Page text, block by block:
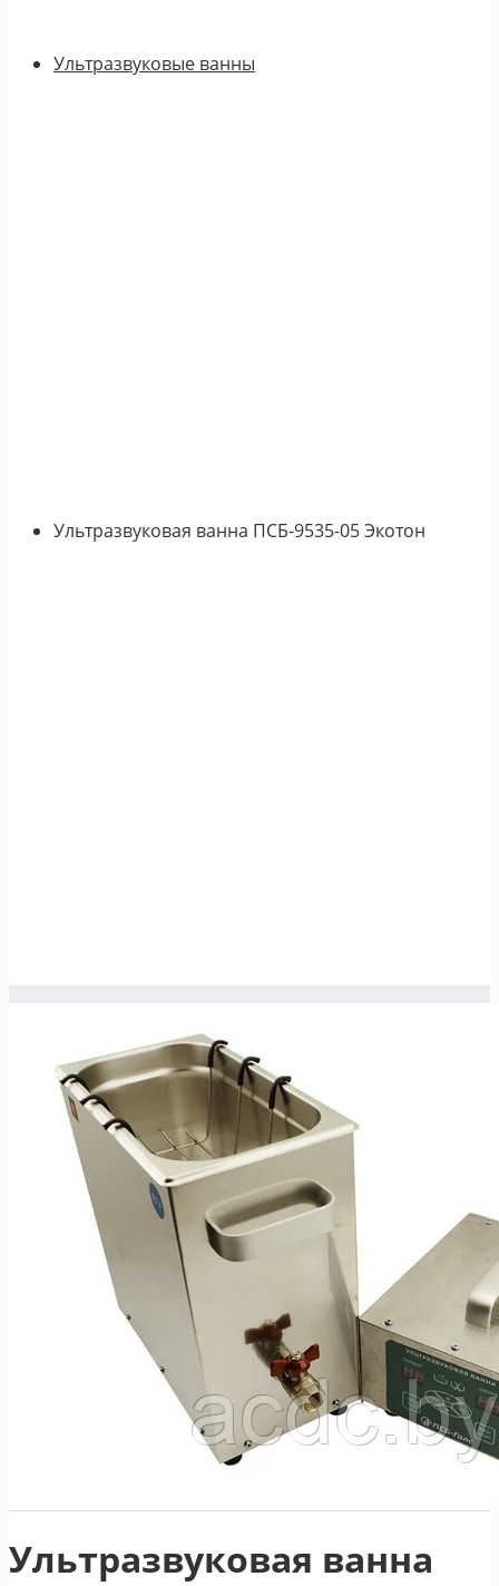
Ультразвуковые ванны
Ультразвуковая ванна ПСБ-9535-05 Экотон
Ультразвуковая ванна